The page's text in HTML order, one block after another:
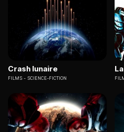
Crash lunaire
FILMS SCIENCE-FICTION